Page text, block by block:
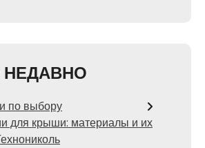
по выбору
для крыши: материалы и их